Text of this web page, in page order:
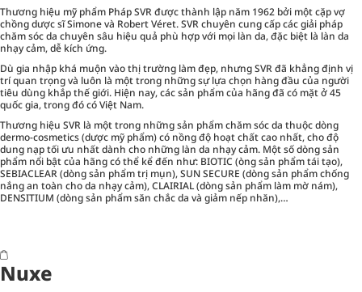
Thương hiệu mỹ phẩm Pháp SVR được thành lập năm 1962 bởi một cặp vợ
chồng dược sĩ Simone và Robert Véret. SVR chuyên cung cấp các giải pháp
chăm sóc da chuyên sâu hiệu quả phù hợp với mọi làn da, đặc biệt là làn da
nhạy cảm, dễ kích ứng.
Dù gia nhập khá muộn vào thị trường làm đẹp, nhưng SVR đã khẳng định vị
trí quan trọng và luôn là một trong những sự lựa chọn hàng đầu của người
tiêu dùng khắp thế giới. Hiện nay, các sản phẩm của hãng đã có mặt ở 45
quốc gia, trong đó có Việt Nam.
Thương hiệu SVR là một trong những sản phẩm chăm sóc da thuộc dòng
dermo-cosmetics (dược mỹ phẩm) có nồng độ hoạt chất cao nhất, cho độ
dung nạp tối ưu nhất dành cho những làn da nhạy cảm. Một số dòng sản
phẩm nổi bật của hãng có thể kể đến như: BIOTIC (òng sản phẩm tái tạo),
SEBIACLEAR (dòng sản phẩm trị mụn), SUN SECURE (dòng sản phẩm chống
nắng an toàn cho da nhạy cảm), CLAIRIAL (dòng sản phẩm làm mờ nám),
DENSITIUM (dòng sản phẩm săn chắc da và giảm nếp nhăn),…
Nuxe